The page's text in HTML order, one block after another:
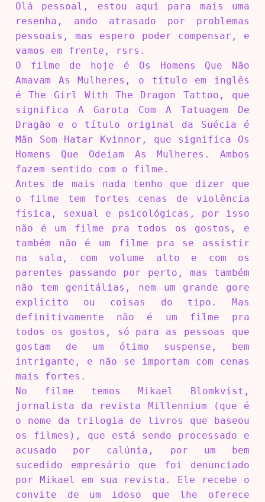
Olá pessoal, estou aqui para mais uma
resenha, ando atrasado por problemas
pessoais, mas espero poder compensar, e
vamos em frente, rsrs.
O filme de hoje é Os Homens Que Não
Amavam As Mulheres, o título em inglês
é The Girl With The Dragon Tattoo, que
significa A Garota Com A Tatuagem De
Dragão e o título original da Suécia é
Män Som Hatar Kvinnor, que significa Os
Homens Que Odeiam As Mulheres. Ambos
fazem sentido com o filme.
Antes de mais nada tenho que dizer que
o filme tem fortes cenas de violência
física, sexual e psicológicas, por isso
não é um filme pra todos os gostos, e
também não é um filme pra se assistir
na sala, com volume alto e com os
parentes passando por perto, mas também
não tem genitálias, nem um grande gore
explícito ou coisas do tipo. Mas
definitivamente não é um filme pra
todos os gostos, só para as pessoas que
gostam de um ótimo suspense, bem
intrigante, e não se importam com cenas
mais fortes.
No filme temos Mikael Blomkvist,
jornalista da revista Millennium (que é
o nome da trilogia de livros que baseou
os filmes), que está sendo processado e
acusado por calúnia, por um bem
sucedido empresário que foi denunciado
por Mikael em sua revista. Ele recebe o
convite de um idoso que lhe oferece